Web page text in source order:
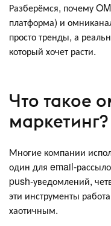
Разберёмся, почему
платформа) и
просто тренды, а
который хочет расти.
Что такое
маркетинг?
Многие компании
один для email-
push-уведомлений,
эти инструменты
хаотичным.